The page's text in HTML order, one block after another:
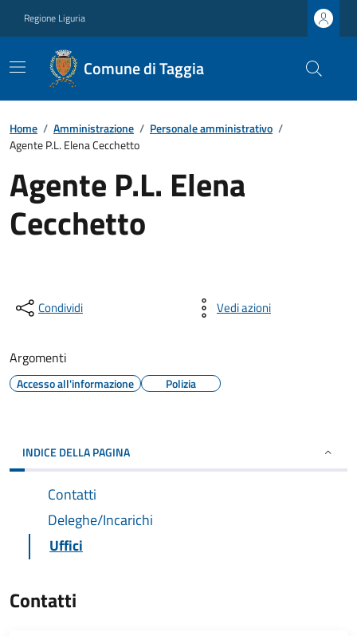
Regione Liguria
Comune di Taggia
Home / Amministrazione / Personale amministrativo /
Agente P.L. Elena Cecchetto
Agente P.L. Elena
Cecchetto
Condividi Vedi azioni
Argomenti
Accesso all'informazione Polizia
INDICE DELLA PAGINA
Contatti
Deleghe/Incarichi
Uffici
Contatti